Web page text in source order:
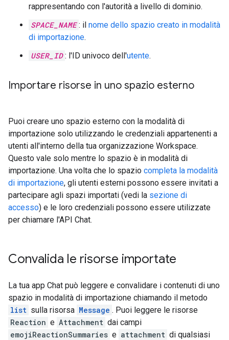
rappresentando con l'autorità a livello di dominio.
SPACE_NAME : il nome dello spazio creato in modalità
di importazione.
USER_ID : l'ID univoco dell'utente.
Importare risorse in uno spazio esterno
Puoi creare uno spazio esterno con la modalità di
importazione solo utilizzando le credenziali appartenenti a
utenti all'interno della tua organizzazione Workspace.
Questo vale solo mentre lo spazio è in modalità di
importazione. Una volta che lo spazio completa la modalità
di importazione, gli utenti esterni possono essere invitati a
partecipare agli spazi importati (vedi la sezione di
accesso) e le loro credenziali possono essere utilizzate
per chiamare l'API Chat.
Convalida le risorse importate
La tua app Chat può leggere e convalidare i contenuti di uno
spazio in modalità di importazione chiamando il metodo
list sulla risorsa Message . Puoi leggere le risorse
Reaction e Attachment dai campi
emojiReactionSummaries e attachment di qualsiasi